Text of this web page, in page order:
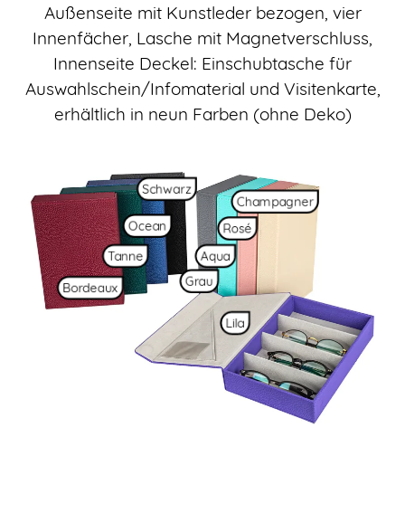
Außenseite mit Kunstleder bezogen, vier
Innenfächer, Lasche mit Magnetverschluss,
Innenseite Deckel: Einschubtasche für
Auswahlschein/Infomaterial und Visitenkarte,
erhältlich in neun Farben (ohne Deko)
Bordeaux
Tanne
Ocean
Schwarz
Grau
Aqua
Rosé
Champagner
Lila